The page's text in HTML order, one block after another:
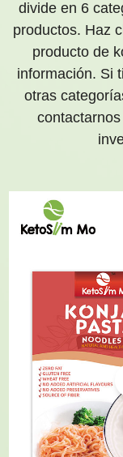
divide en 6
productos. Haz
producto de
información. Si
otras